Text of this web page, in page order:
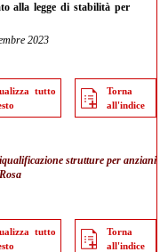
alla legge di stabilità per
2023
tutto
Torna
all'indice
strutture per anziani
tutto
Torna
all'indice